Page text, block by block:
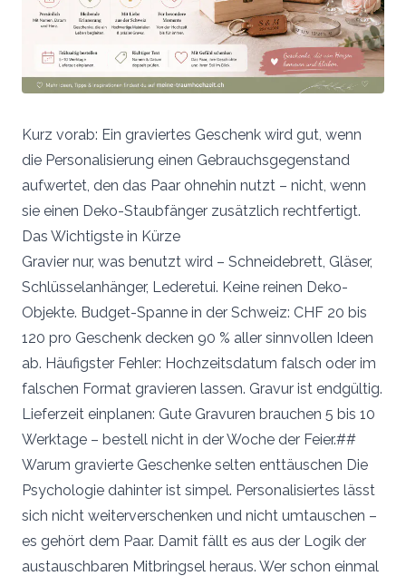
Kurz vorab: Ein graviertes Geschenk wird gut, wenn
die Personalisierung einen Gebrauchsgegenstand
aufwertet, den das Paar ohnehin nutzt – nicht, wenn
sie einen Deko-Staubfänger zusätzlich rechtfertigt.
Das Wichtigste in Kürze
Gravier nur, was benutzt wird – Schneidebrett, Gläser,
Schlüsselanhänger, Lederetui. Keine reinen Deko-
Objekte. Budget-Spanne in der Schweiz: CHF 20 bis
120 pro Geschenk decken 90 % aller sinnvollen Ideen
ab. Häufigster Fehler: Hochzeitsdatum falsch oder im
falschen Format gravieren lassen. Gravur ist endgültig.
Lieferzeit einplanen: Gute Gravuren brauchen 5 bis 10
Werktage – bestell nicht in der Woche der Feier.##
Warum gravierte Geschenke selten enttäuschen Die
Psychologie dahinter ist simpel. Personalisiertes lässt
sich nicht weiterverschenken und nicht umtauschen –
es gehört dem Paar. Damit fällt es aus der Logik der
austauschbaren Mitbringsel heraus. Wer schon einmal